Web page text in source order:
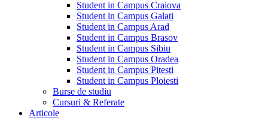
Student in Campus Craiova
Student in Campus Galati
Student in Campus Arad
Student in Campus Brasov
Student in Campus Sibiu
Student in Campus Oradea
Student in Campus Pitesti
Student in Campus Ploiesti
Burse de studiu
Cursuri & Referate
Articole